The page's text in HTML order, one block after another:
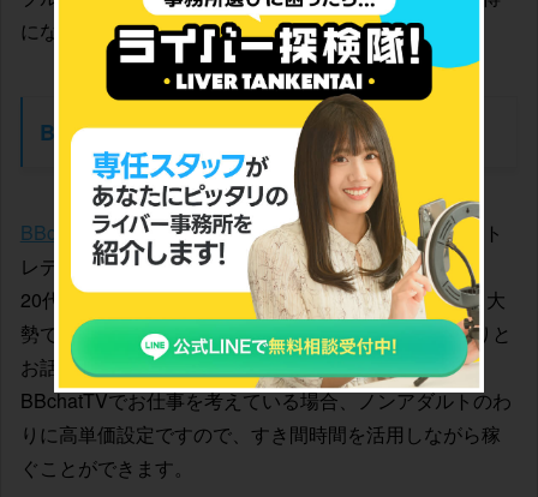
になっていくシステムが特徴といえます。
BBchatTV
BBchatTVは、ノンアダルトの2ショット専門のチャット
レディサイトになっています。
20代から30代の女性が多く活躍しており、なによりも大
勢ではなく2ショットでお話ができますので、じっくりと
お話するのが好みの方には最適でしょう。
BBchatTVでお仕事を考えている場合、ノンアダルトのわ
りに高単価設定ですので、すき間時間を活用しながら稼
ぐことができます。